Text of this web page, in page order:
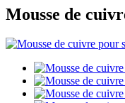
Mousse de